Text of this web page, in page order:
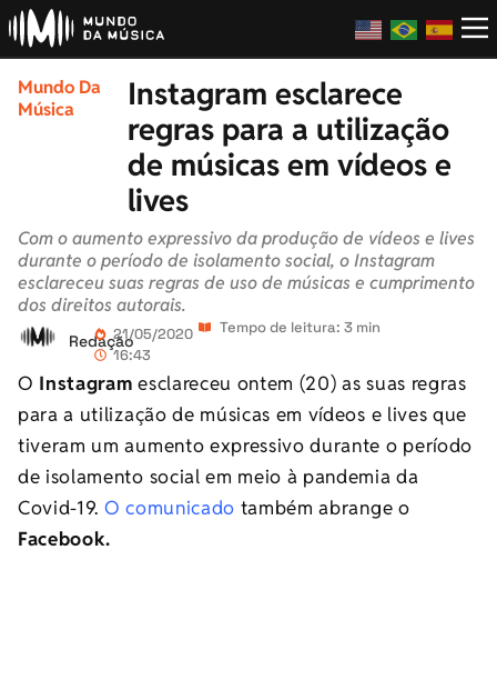
Mundo Da
Música
Instagram esclarece
regras para a utilização
de músicas em vídeos e
lives
Com o aumento expressivo da produção de vídeos e lives
durante o período de isolamento social, o Instagram
esclareceu suas regras de uso de músicas e cumprimento
dos direitos autorais.
Redação21/05/2020
16:43
Tempo de leitura: 3 min
O Instagram esclareceu ontem (20) as suas regras
para a utilização de músicas em vídeos e lives que
tiveram um aumento expressivo durante o período
de isolamento social em meio à pandemia da
Covid-19. O comunicado também abrange o
Facebook.